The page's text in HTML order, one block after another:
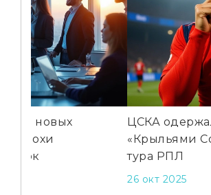
ЦСКА одержал победу над
«Крыльями Советов» в матче
тура РПЛ